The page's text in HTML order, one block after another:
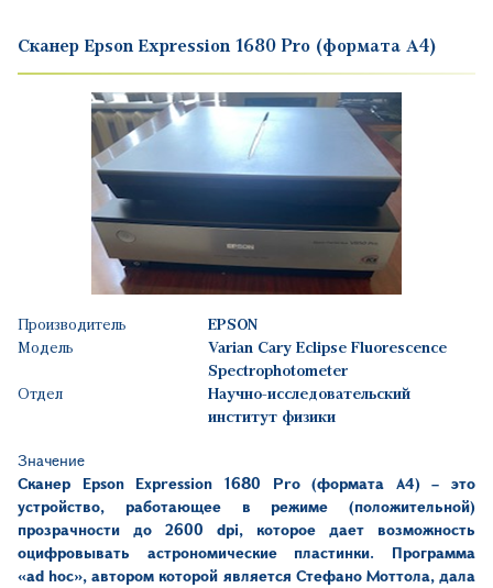
Сканер Epson Expression 1680 Pro (формата А4)
Производитель
EPSON
Модель
Varian Cary Eclipse Fluorescence
Spectrophotometer
Отдел
Научно-исследовательский
институт физики
Значение
Сканер Epson Expression 1680 Pro(формата А4) – это
устройство, работающее в режиме (положительной)
прозрачности до 2600 dpi, которое дает возможность
оцифровывать астрономические пластинки. Программа
«ad hoc», автором которой является Стефано Моттола, дала